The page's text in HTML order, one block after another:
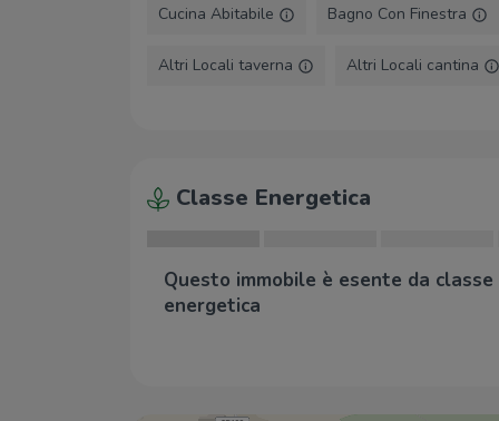
Cucina Abitabile Bagno Con Finestra
Altri Locali taverna Altri Locali cantina
Classe Energetica
Questo immobile è esente da classe
energetica